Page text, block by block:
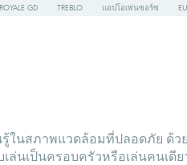
GD TREBLO แอปโอเพ่นซอร์ซ
ในสภาพแวดล้อมที่ปลอดภัย ด้
ล่นเป็นครอบครัวหรือเล่นคนเดีย